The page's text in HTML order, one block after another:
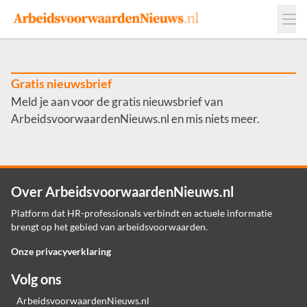
Events
Adverteren
Werkgevers
Contact
Gratis nieuwsbrief
Meld je aan voor de gratis nieuwsbrief van
ArbeidsvoorwaardenNieuws.nl en mis niets meer.
Over ArbeidsvoorwaardenNieuws.nl
Platform dat HR-professionals verbindt en actuele informatie
brengt op het gebied van arbeidsvoorwaarden.
Onze privacyverklaring
Volg ons
ArbeidsvoorwaardenNieuws.nl